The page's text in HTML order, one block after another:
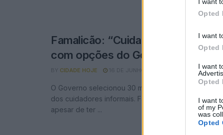
Opted
I want
Opted
I want
Opted
I want
of my
was
Opted
Famalicão: “Cuidar Maior” não
com opções do Governo
BY CIDADE HOJE 16 DE JUNHO, 2020
O Governo selecionou 30 municípios para integrar
dos cuidadores informais. Famalicão ficou fora
apesar de ter ...